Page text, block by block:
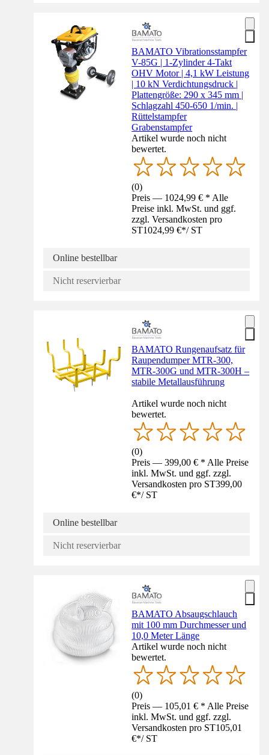
BAMATO Vibrationsstampfer
V-85G | 1-Zylinder 4-Takt
OHV Motor | 4,1 kW Leistung
| 10 kN Verdichtungsdruck |
Plattengröße: 290 x 345 mm |
Schlagzahl 450-650 1/min. |
Rüttelstampfer
Grabenstampfer
Artikel wurde noch nicht
bewertet.
(0)
Preis — 1024,99 € * Alle
Preise inkl. MwSt. und ggf.
zzgl. Versandkosten pro
ST1024,99 €*/ ST
Online bestellbar
Nicht reservierbar
BAMATO Rungenaufsatz für
Raupendumper MTR-300,
MTR-300G und MTR-300H –
stabile Metallausführung
Artikel wurde noch nicht
bewertet.
(0)
Preis — 399,00 € * Alle Preise
inkl. MwSt. und ggf. zzgl.
Versandkosten pro ST399,00
€*/ ST
Online bestellbar
Nicht reservierbar
BAMATO Absaugschlauch
mit 100 mm Durchmesser und
10,0 Meter Länge
Artikel wurde noch nicht
bewertet.
(0)
Preis — 105,01 € * Alle Preise
inkl. MwSt. und ggf. zzgl.
Versandkosten pro ST105,01
€*/ ST